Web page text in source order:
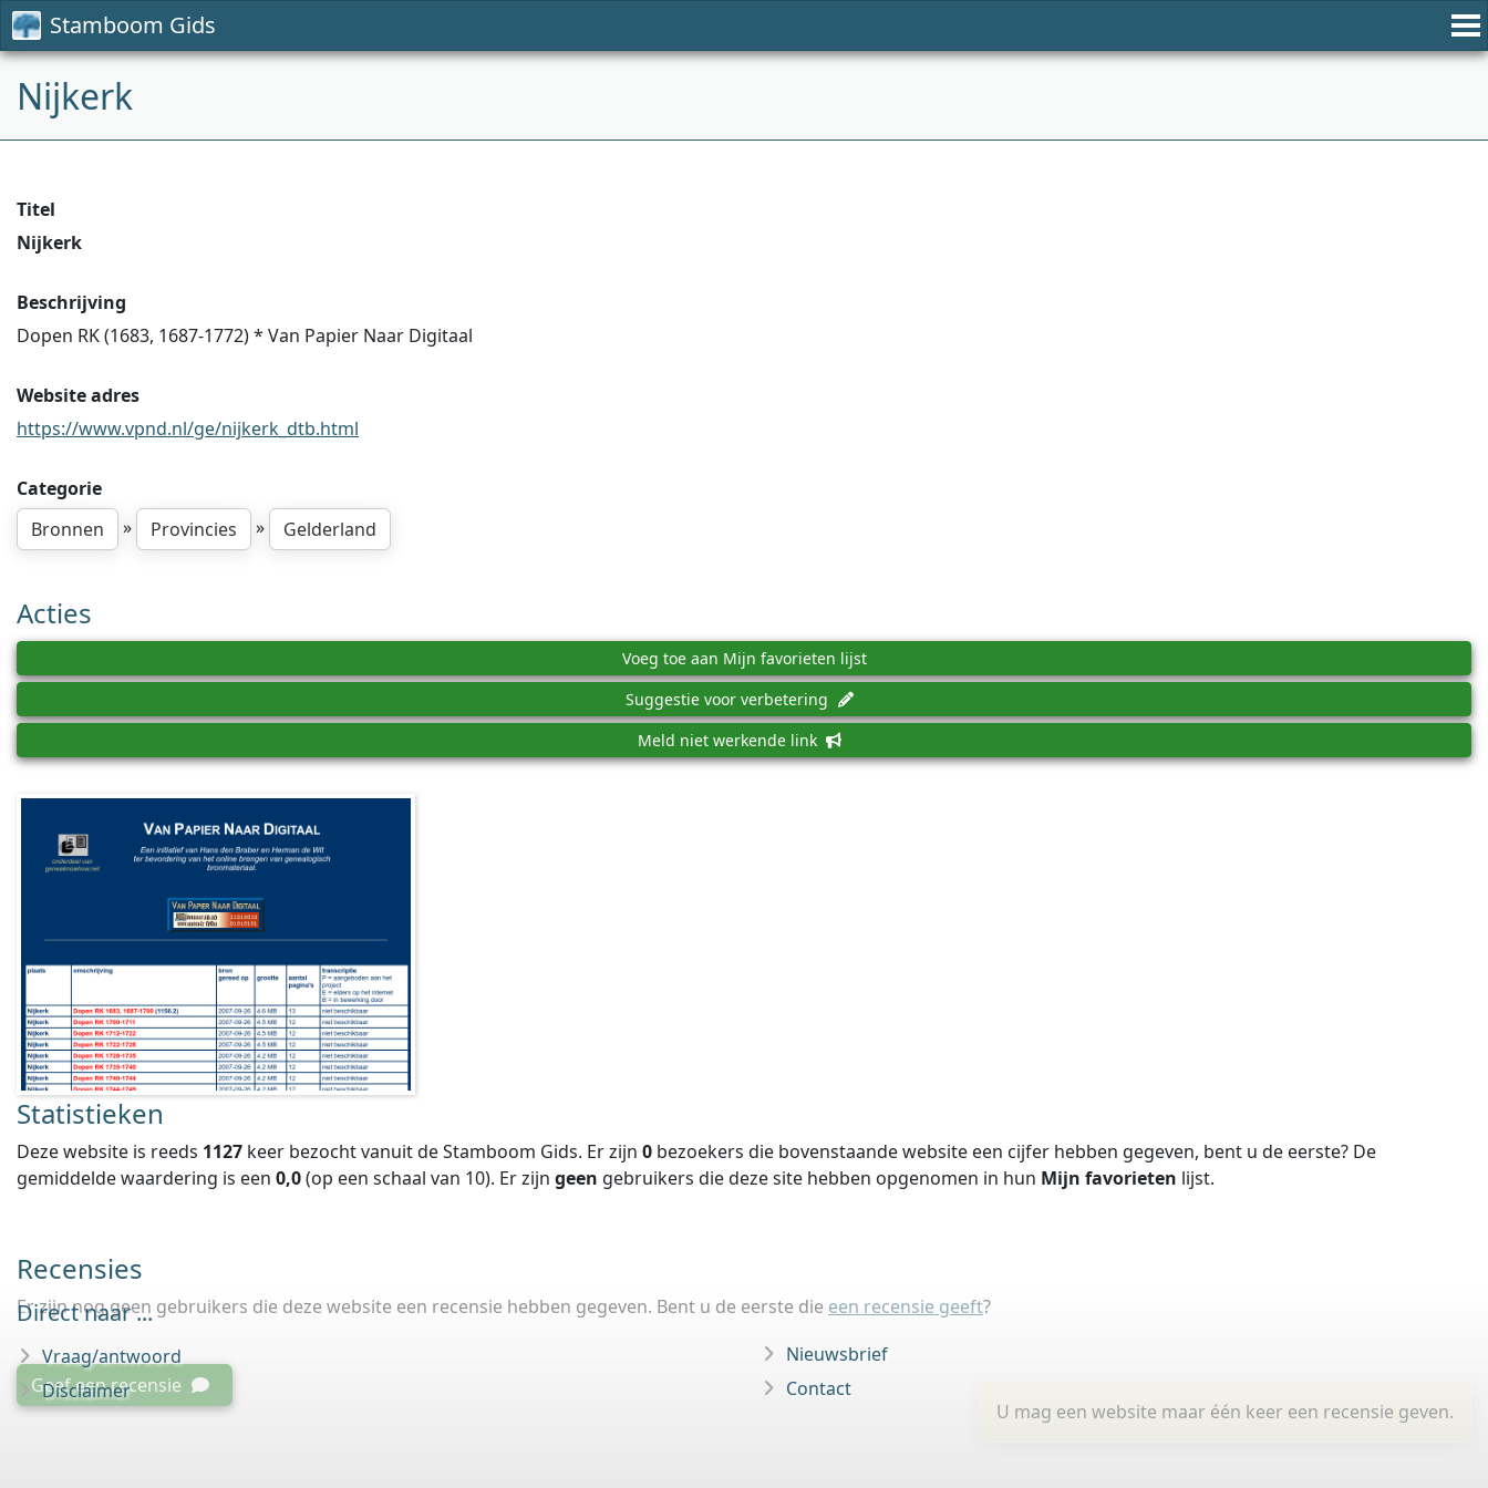
Stamboom Gids
Nijkerk
Titel
Nijkerk
Beschrijving
Dopen RK (1683, 1687-1772) * Van Papier Naar Digitaal
Website adres
https://www.vpnd.nl/ge/nijkerk_dtb.html
Categorie
Bronnen
» Provincies » Gelderland
Acties
Voeg toe aan Mijn favorieten lijst
Suggestie voor verbetering
Meld niet werkende link
Statistieken
Deze website is reeds 1127 keer bezocht vanuit de Stamboom Gids. Er zijn 0 bezoekers die bovenstaande website een cijfer hebben gegeven, bent u de eerste? De
gemiddelde waardering is een 0,0(op een schaal van 10). Er zijn geen gebruikers die deze site hebben opgenomen in hun Mijn favorieten lijst.
Recensies
Er zijn nog geen gebruikers die deze website een recensie hebben gegeven. Bent u de eerste die een recensie geeft?
U mag een website maar één keer een recensie geven.
Geef een recensie
Direct naar ...
Vraag/antwoord
Disclaimer
Nieuwsbrief
Contact